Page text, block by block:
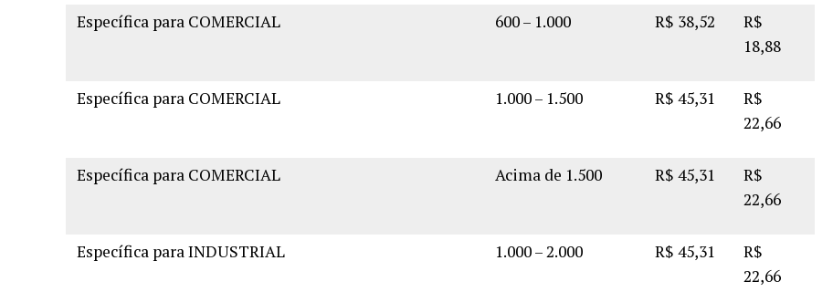
Específica para COMERCIAL 600 – 1.000 R$ 38,52
R$
18,88
Específica para COMERCIAL 1.000 – 1.500 R$ 45,31
R$
22,66
Específica para COMERCIAL Acima de 1.500 R$ 45,31
R$
22,66
Específica para INDUSTRIAL 1.000 – 2.000 R$ 45,31
R$
22,66